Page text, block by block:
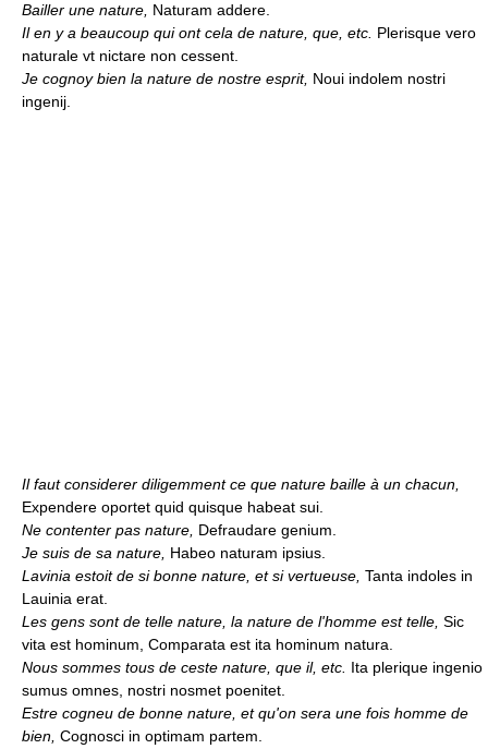
Bailler une nature, Naturam addere.
Il en y a beaucoup qui ont cela de nature, que, etc. Plerisque vero
naturale vt nictare non cessent.
Je cognoy bien la nature de nostre esprit, Noui indolem nostri
ingenij.
Il faut considerer diligemment ce que nature baille à un chacun,
Expendere oportet quid quisque habeat sui.
Ne contenter pas nature, Defraudare genium.
Je suis de sa nature, Habeo naturam ipsius.
Lavinia estoit de si bonne nature, et si vertueuse, Tanta indoles in
Lauinia erat.
Les gens sont de telle nature, la nature de l'homme est telle, Sic
vita est hominum, Comparata est ita hominum natura.
Nous sommes tous de ceste nature, que il, etc. Ita plerique ingenio
sumus omnes, nostri nosmet poenitet.
Estre cogneu de bonne nature, et qu'on sera une fois homme de
bien, Cognosci in optimam partem.